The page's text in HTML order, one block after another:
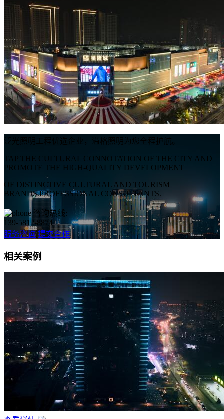
泛光照明工程优选企业，溢格照明为您全程护航。
TAP THE CULTURAL CONNOTATION OF THE CITY AND
PROMOTE THE HIGH-QUALITY DEVELOPMENT
OF DISTINCTIVE CULTURAL AND TOURISM
BRANDS.PROFESSIONAL CONSULTANTS.
咨询热线:
139-5812-8874
服务咨询 提交合作
相关案例